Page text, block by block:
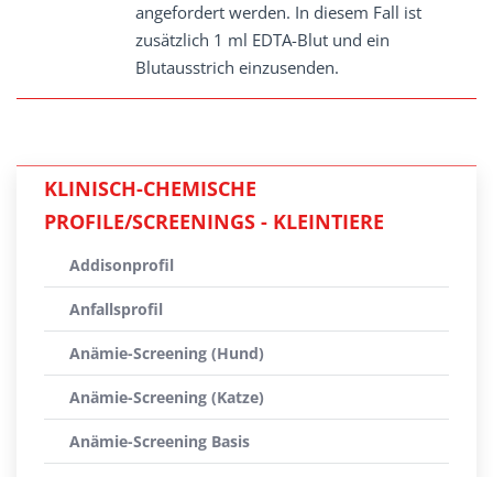
angefordert werden. In diesem Fall ist
zusätzlich 1 ml EDTA-Blut und ein
Blutausstrich einzusenden.
KLINISCH-CHEMISCHE
PROFILE/SCREENINGS - KLEINTIERE
Addisonprofil
Anfallsprofil
Anämie-Screening (Hund)
Anämie-Screening (Katze)
Anämie-Screening Basis